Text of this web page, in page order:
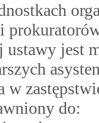
ustawy jest
w
do: